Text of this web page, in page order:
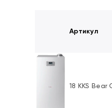
Артикул
18 KKS Bear